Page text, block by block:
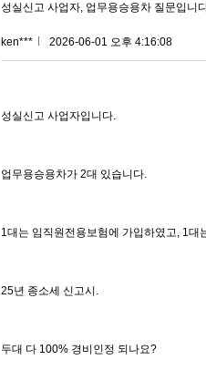
성실신고 사업자, 업무용승용차 질문입니
ken*** 2026-06-01 오후 4:16:08
성실신고 사업자입니다.
업무용승용차가 2대 있습니다.
1대는 임직원전용보험에 가입하였고, 1대
25년 종소세 신고시.
두대 다 100% 경비인정 되나요?